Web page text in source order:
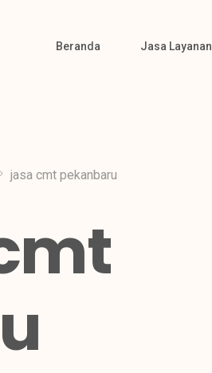
Beranda Jasa Layanan
jasa cmt pekanbaru